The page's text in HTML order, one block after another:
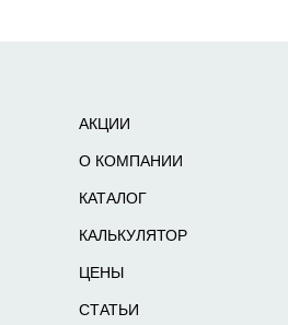
АКЦИИ
О КОМПАНИИ
КАТАЛОГ
КАЛЬКУЛЯТОР
ЦЕНЫ
СТАТЬИ